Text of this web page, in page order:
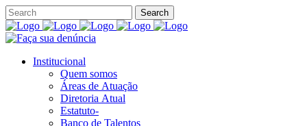
Institucional
Quem somos
Áreas de Atuação
Diretoria Atual
Estatuto-
Banco de Talentos